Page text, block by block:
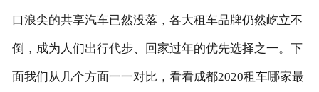
服务项目
租车资讯
租车价格
口浪尖的共享汽车已然没落，各大租车品牌仍然屹立不
倒，成为人们出行代步、回家过年的优先选择之一。下
面我们从几个方面一一对比，看看成都2020租车哪家最